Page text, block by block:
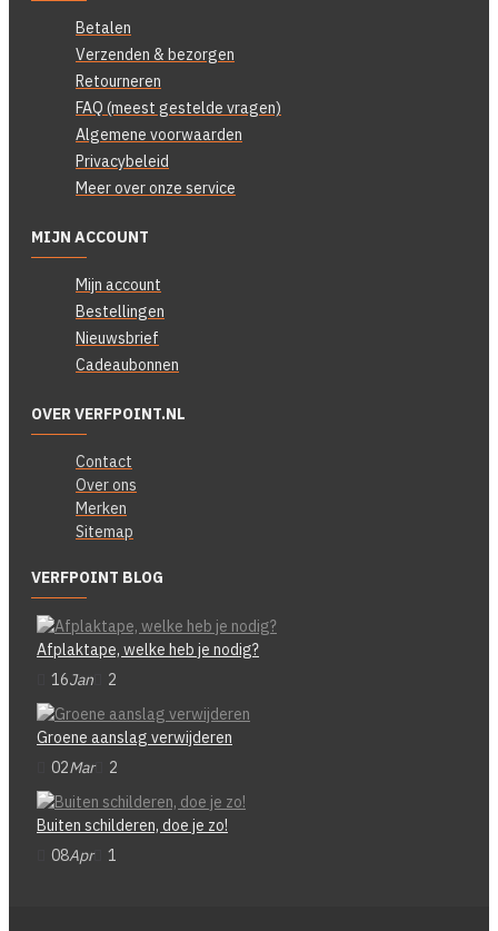
Betalen
Verzenden & bezorgen
Retourneren
FAQ (meest gestelde vragen)
Algemene voorwaarden
Privacybeleid
Meer over onze service
MIJN ACCOUNT
Mijn account
Bestellingen
Nieuwsbrief
Cadeaubonnen
OVER VERFPOINT.NL
Contact
Over ons
Merken
Sitemap
VERFPOINT BLOG
Afplaktape, welke heb je nodig?
16Jan 2
Groene aanslag verwijderen
02Mar 2
Buiten schilderen, doe je zo!
08Apr 1